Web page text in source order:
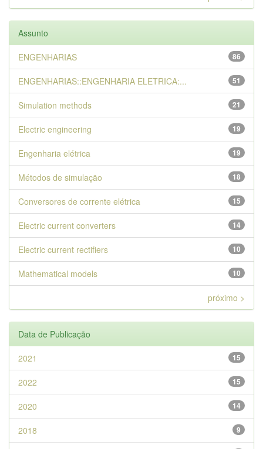
Assunto
86
ENGENHARIAS
51
ENGENHARIAS::ENGENHARIA ELETRICA:...
21
Simulation methods
19
Electric engineering
19
Engenharia elétrica
18
Métodos de simulação
15
Conversores de corrente elétrica
14
Electric current converters
10
Electric current rectifiers
10
Mathematical models
próximo >
Data de Publicação
15
2021
15
2022
14
2020
9
2018